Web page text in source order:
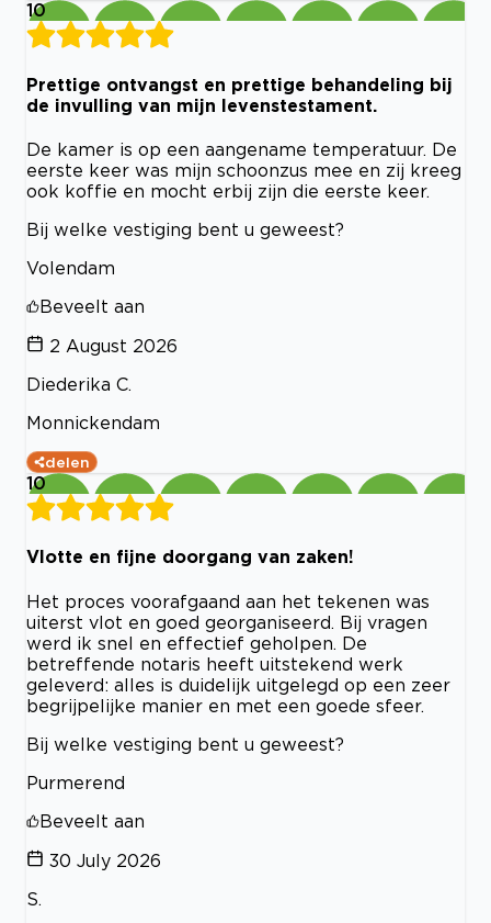
10
Prettige ontvangst en prettige behandeling bij
de invulling van mijn levenstestament.
De kamer is op een aangename temperatuur. De
eerste keer was mijn schoonzus mee en zij kreeg
ook koffie en mocht erbij zijn die eerste keer.
Bij welke vestiging bent u geweest?
Volendam
Beveelt aan
2 August 2026
Diederika C.
Monnickendam
delen
10
Vlotte en fijne doorgang van zaken!
Het proces voorafgaand aan het tekenen was
uiterst vlot en goed georganiseerd. Bij vragen
werd ik snel en effectief geholpen. De
betreffende notaris heeft uitstekend werk
geleverd: alles is duidelijk uitgelegd op een zeer
begrijpelijke manier en met een goede sfeer.
Bij welke vestiging bent u geweest?
Purmerend
Beveelt aan
30 July 2026
S.